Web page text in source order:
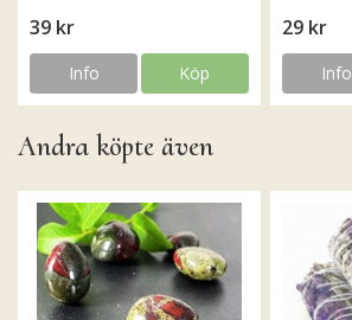
39 kr
Info Köp
29 kr
Info
Andra köpte även